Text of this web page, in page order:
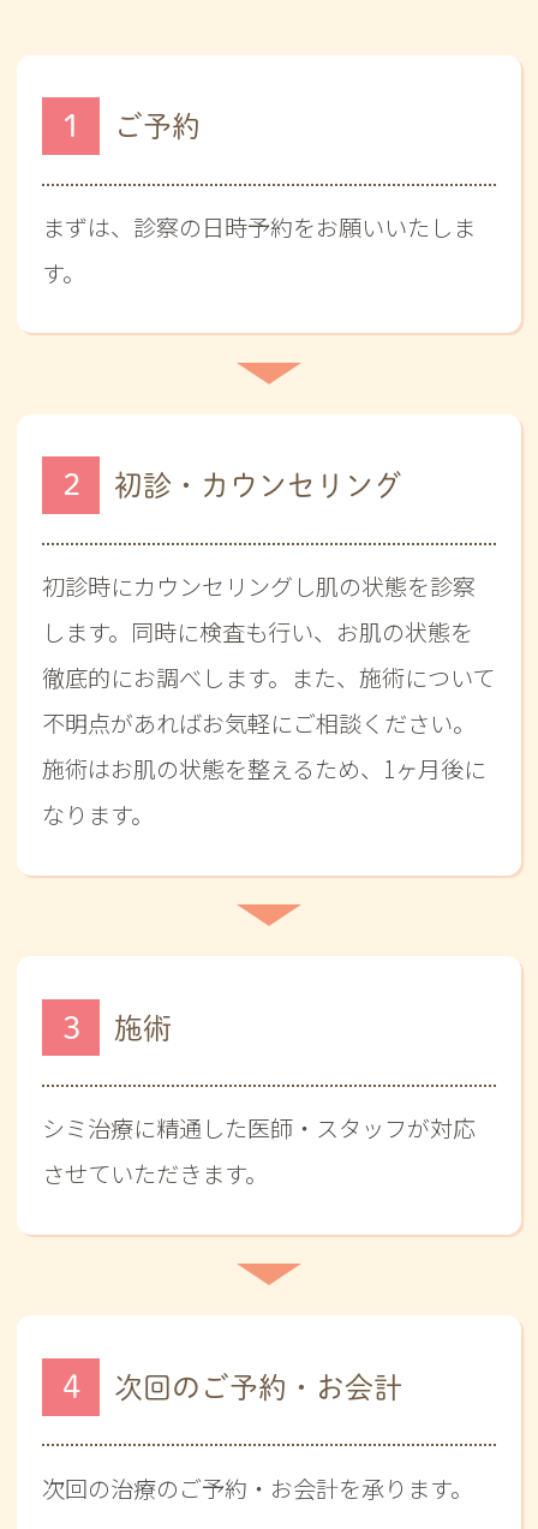
1 ご予約
まずは、診察の日時予約をお願いいたしま
す。
2 初診・カウンセリング
初診時にカウンセリングし肌の状態を診察
します。同時に検査も行い、お肌の状態を
徹底的にお調べします。また、施術について
不明点があればお気軽にご相談ください。
施術はお肌の状態を整えるため、1ヶ月後に
なります。
3 施術
シミ治療に精通した医師・スタッフが対応
させていただきます。
4 次回のご予約・お会計
次回の治療のご予約・お会計を承ります。